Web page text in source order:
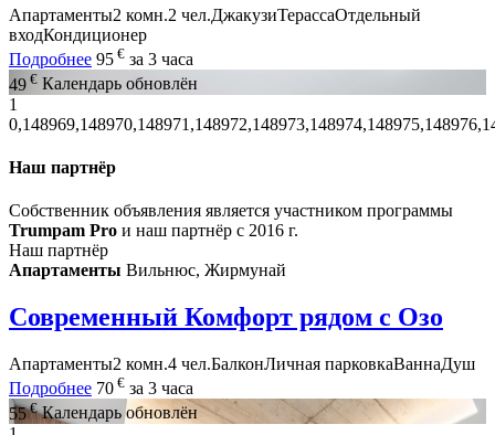
Апартаменты2 комн.2 чел.ДжакузиТерассаОтдельный
входКондиционер
Подробнее 95 € за 3 часа
49 € Календарь обновлён
1
Наш партнёр
Собственник объявления является участником программы
Trumpam Pro и наш партнёр с 2016 г.
Наш партнёр
Апартаменты Вильнюс, Жирмунай
Современный Комфорт рядом с Озo
Апартаменты2 комн.4 чел.БалконЛичная парковкаВаннаДуш
Подробнее 70 € за 3 часа
55€ Календарь обновлён